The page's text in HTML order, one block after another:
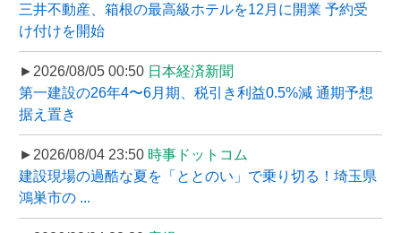
三井不動産、箱根の最高級ホテルを12月に開業 予約受
け付けを開始
►2026/08/05 00:50 日本経済新聞
第一建設の26年4〜6月期、税引き利益0.5%減 通期予想
据え置き
►2026/08/04 23:50 時事ドットコム
建設現場の過酷な夏を「ととのい」で乗り切る！埼玉県
鴻巣市の ...